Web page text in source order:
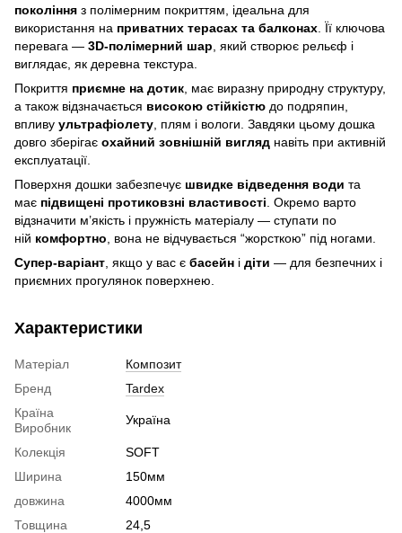
покоління з полімерним покриттям, ідеальна для
використання на приватних терасах та балконах . Її ключова
перевага — 3D-полімерний шар , який створює рельєф і
виглядає, як деревна текстура.
Покриття приємне на дотик , має виразну природну структуру,
а також відзначається високою стійкістю до подряпин,
впливу ультрафіолету , плям і вологи. Завдяки цьому дошка
довго зберігає охайний зовнішній вигляд навіть при активній
експлуатації.
Поверхня дошки забезпечує швидке відведення води та
має підвищені протиковзні властивості . Окремо варто
відзначити м’якість і пружність матеріалу — ступати по
ній комфортно , вона не відчувається “жорсткою” під ногами.
Супер-варіант , якщо у вас є басейн і діти — для безпечних і
приємних прогулянок поверхнею.
Характеристики
Матеріал
Композит
Бренд
Tardex
Країна
Виробник
Україна
Колекція
SOFT
Ширина
150мм
довжина
4000мм
Товщина
24,5